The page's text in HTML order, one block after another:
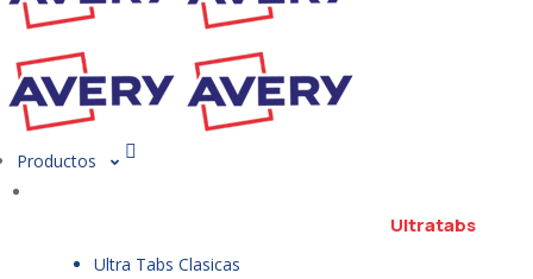
Productos
Ultratabs
Ultra Tabs Clasicas